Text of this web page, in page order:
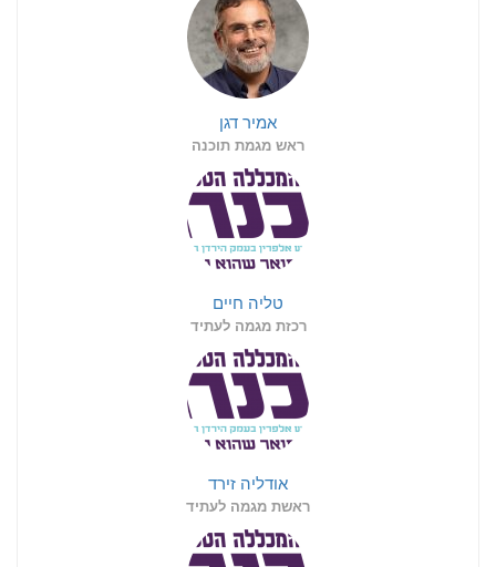
אמיר דגן
ראש מגמת תוכנה
טליה חיים
רכזת מגמה לעתיד
אודליה זירד
ראשת מגמה לעתיד